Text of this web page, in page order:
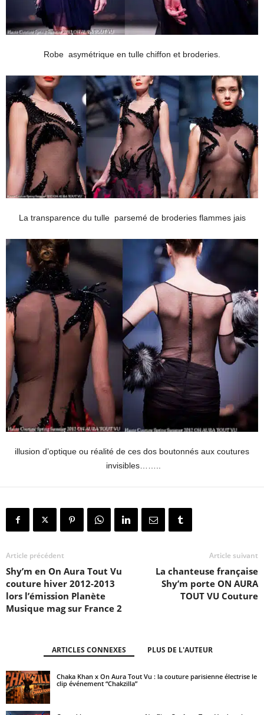
Robe asymétrique en tulle chiffon et broderies.
La transparence du tulle parsemé de broderies flammes jais
illusion d’optique ou réalité de ces dos boutonnés aux coutures
invisibles……..
Article précédent
Shy’m en On Aura Tout Vu
couture hiver 2012-2013
lors l’émission Planète
Musique mag sur France 2
Article suivant
La chanteuse française
Shy’m porte ON AURA
TOUT VU Couture
ARTICLES CONNEXES PLUS DE L'AUTEUR
Chaka Khan x On Aura Tout Vu : la couture parisienne électrise le
clip événement “Chakzilla”